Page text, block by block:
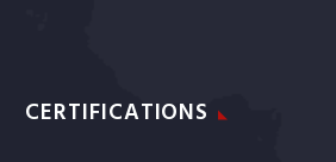
CERTIFICATIONS